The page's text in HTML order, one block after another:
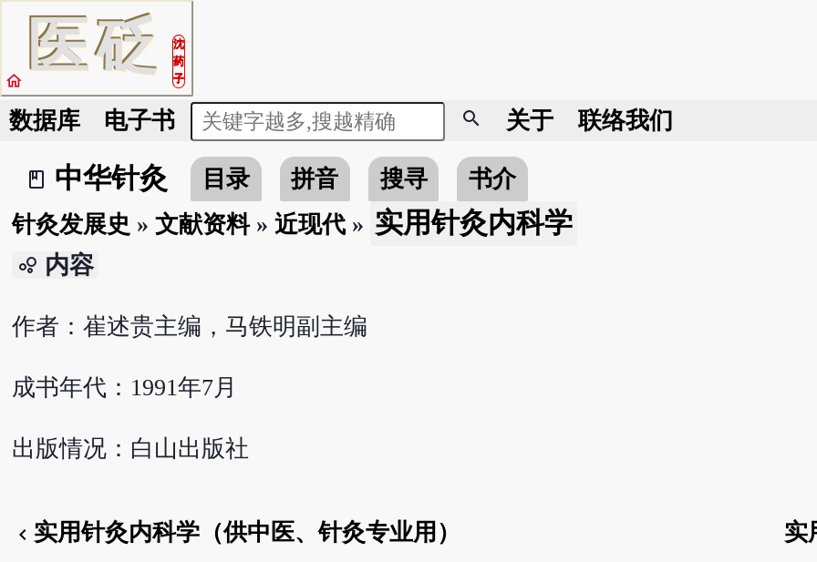
医砭
沈
药
子
home
数据库 电子书 search 关于 联络我们
book_2
中华针灸 目录 拼音 搜寻
书介
针灸发展史 » 文献资料» 近现代» 实用针灸内科学
bubble_chart 内容
作者：崔述贵主编，马铁明副主编
成书年代：1991年7月
出版情况：白山出版社
chevron_left 实用针灸内科学（供中医、针灸专业用） 实